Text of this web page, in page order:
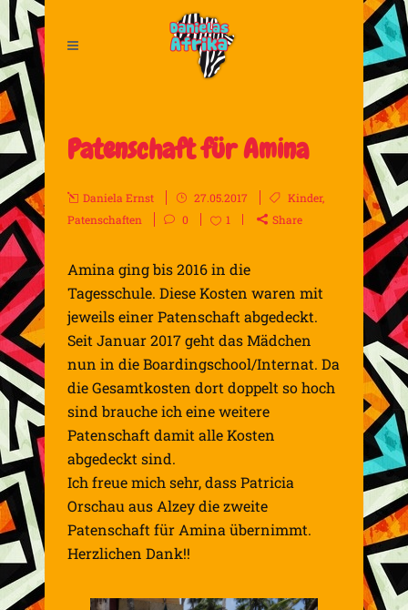
Patenschaft für Amina
Daniela Ernst 27.05.2017 Kinder,
Patenschaften
0 1 Share
Amina ging bis 2016 in die
Tagesschule. Diese Kosten waren mit
jeweils einer Patenschaft abgedeckt.
Seit Januar 2017 geht das Mädchen
nun in die Boardingschool/Internat. Da
die Gesamtkosten dort doppelt so hoch
sind brauche ich eine weitere
Patenschaft damit alle Kosten
abgedeckt sind.
Ich freue mich sehr, dass Patricia
Orschau aus Alzeydie zweite
Patenschaft für Amina übernimmt.
Herzlichen Dank!!